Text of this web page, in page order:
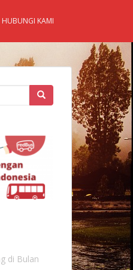
HUBUNGI KAMI
di Bulan